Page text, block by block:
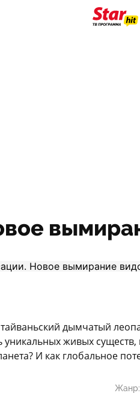
дымчатый
живых
И как глобальное
Жанр: